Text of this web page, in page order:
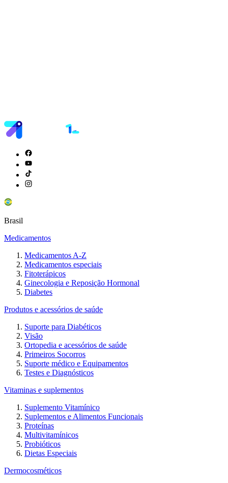
Brasil
Medicamentos
Medicamentos A-Z
Medicamentos especiais
Fitoterápicos
Ginecologia e Reposição Hormonal
Diabetes
Produtos e acessórios de saúde
Suporte para Diabéticos
Visão
Ortopedia e acessórios de saúde
Primeiros Socorros
Suporte médico e Equipamentos
Testes e Diagnósticos
Vitaminas e suplementos
Suplemento Vitamínico
Suplementos e Alimentos Funcionais
Proteínas
Multivitamínicos
Probióticos
Dietas Especiais
Dermocosméticos